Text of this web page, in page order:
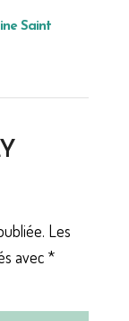
Saint
Les
avec *